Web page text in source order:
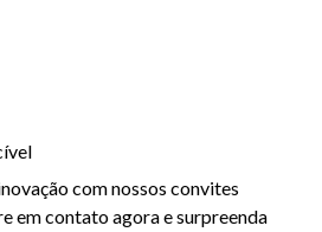
com nossos convites
em contato agora e surpreenda